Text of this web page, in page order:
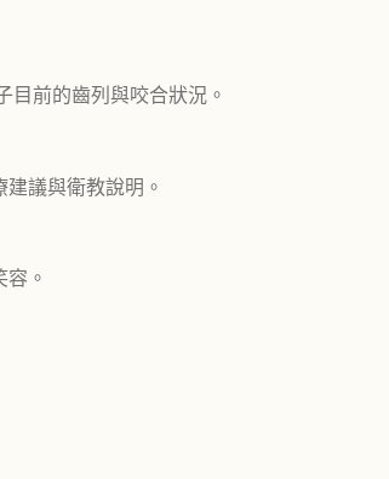
目前的齒列與咬合狀況。
議與衛教說明。
。